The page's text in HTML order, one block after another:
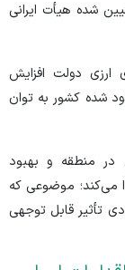
شده هیأت ایرانی
ارزی دولت افزایش
شده کشور به توان
در منطقه و بهبود
می‌کند؛ موضوعی که
تأثیر قابل توجهی